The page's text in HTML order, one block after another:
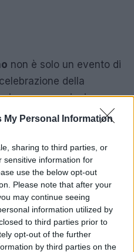
My Personal Information
sharing to third parties, or
sensitive information for
use the below opt-out
Please note that after your
may continue seeing
information utilized by
to third parties prior to
opt-out of the further
by third parties on the
non è solo un evento di
della
generazioni e
Michael Beyere la
ricca di